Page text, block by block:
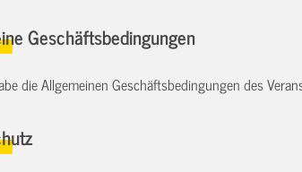
Geschäftsbedingungen
die Allgemeinen Geschäftsbedingungen des